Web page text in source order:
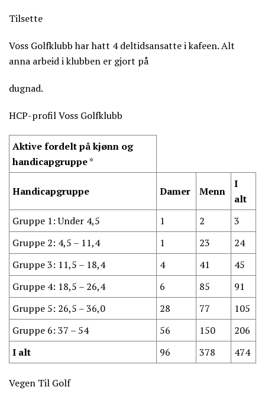
Tilsette
Voss Golfklubb har hatt 4 deltidsansatte i kafeen. Alt
anna arbeid i klubben er gjort på
dugnad.
HCP-profil Voss Golfklubb
Aktive fordelt på kjønn og
handicapgruppe*
Handicapgruppe Damer Menn
I
alt
Gruppe 1: Under 4,5
1 2
3
Gruppe 2: 4,5 – 11,4
1 23
24
Gruppe 3: 11,5 – 18,4
4 41
45
Gruppe 4: 18,5 – 26,4
6 85
91
Gruppe 5: 26,5 – 36,0
28 77
105
Gruppe 6: 37 – 54
56 150
206
I alt
96 378 474
Vegen Til Golf